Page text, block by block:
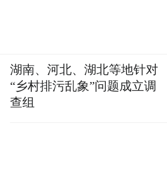
湖南、河北、湖北等地针对
“乡村排污乱象”问题成立调
查组